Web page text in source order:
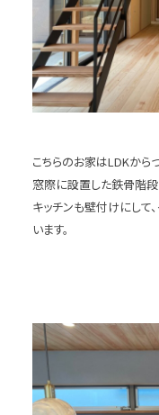
こちらのお家はLDKから
窓際に設置した鉄骨階段
キッチンも壁付けにして
います。